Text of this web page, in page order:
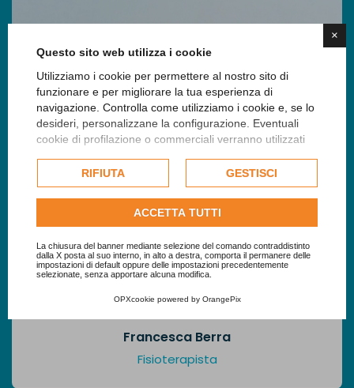
×
Questo sito web utilizza i cookie
Utilizziamo i cookie per permettere al nostro sito di
funzionare e per migliorare la tua esperienza di
navigazione. Controlla come utilizziamo i cookie e, se lo
desideri, personalizzane la configurazione. Eventuali
cookie di profilazione o commerciali verranno utilizzati
dell'utente e, se consentito, potrebbero essere utilizzati
per personalizzare gli annunci pubblicitari. Per ulteriori
informazioni su come Google utilizza i dati raccolti,
politica sulla privacy di Google
Consulta l'informativa cookie completa.
RIFIUTA GESTISCI
ACCETTA TUTTI
La chiusura del banner mediante selezione del comando contraddistinto
dalla X posta al suo interno, in alto a destra, comporta il permanere delle
impostazioni di default oppure delle impostazioni precedentemente
selezionate, senza apportare alcuna modifica.
OPXcookie powered by OrangePix
Francesca Berra
Fisioterapista